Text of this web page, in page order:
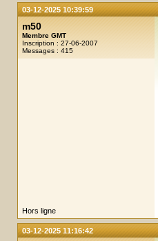
03-12-2025 10:39:59
m50
Membre GMT
Inscription : 27-06-2007
Messages : 415
Hors ligne
03-12-2025 11:16:42